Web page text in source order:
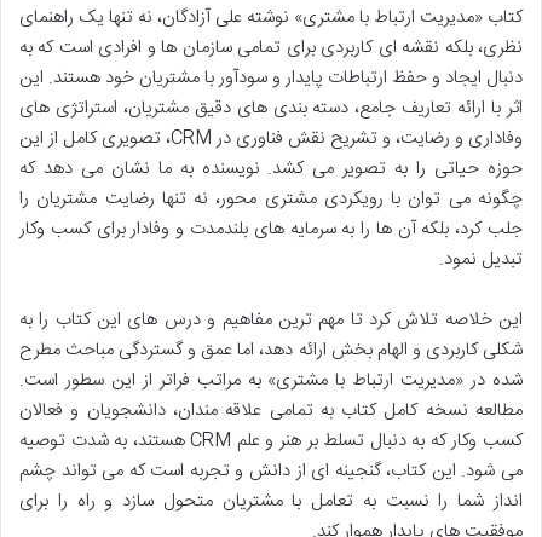
کتاب «مدیریت ارتباط با مشتری» نوشته علی آزادگان، نه تنها یک راهنمای
نظری، بلکه نقشه ای کاربردی برای تمامی سازمان ها و افرادی است که به
دنبال ایجاد و حفظ ارتباطات پایدار و سودآور با مشتریان خود هستند. این
اثر با ارائه تعاریف جامع، دسته بندی های دقیق مشتریان، استراتژی های
وفاداری و رضایت، و تشریح نقش فناوری در CRM، تصویری کامل از این
حوزه حیاتی را به تصویر می کشد. نویسنده به ما نشان می دهد که
چگونه می توان با رویکردی مشتری محور، نه تنها رضایت مشتریان را
جلب کرد، بلکه آن ها را به سرمایه های بلندمدت و وفادار برای کسب وکار
تبدیل نمود.
این خلاصه تلاش کرد تا مهم ترین مفاهیم و درس های این کتاب را به
شکلی کاربردی و الهام بخش ارائه دهد، اما عمق و گستردگی مباحث مطرح
شده در «مدیریت ارتباط با مشتری» به مراتب فراتر از این سطور است.
مطالعه نسخه کامل کتاب به تمامی علاقه مندان، دانشجویان و فعالان
کسب وکار که به دنبال تسلط بر هنر و علم CRM هستند، به شدت توصیه
می شود. این کتاب، گنجینه ای از دانش و تجربه است که می تواند چشم
انداز شما را نسبت به تعامل با مشتریان متحول سازد و راه را برای